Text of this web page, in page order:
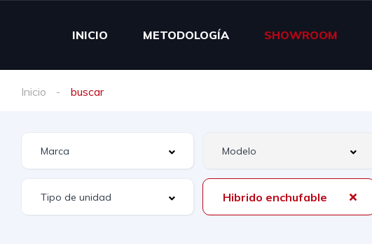
INICIO METODOLOGÍA SHOWROOM
Inicio buscar
Hibrido enchufable